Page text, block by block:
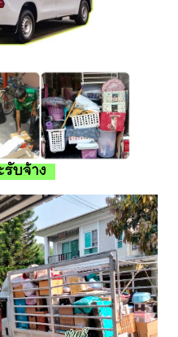
รับจ้าง